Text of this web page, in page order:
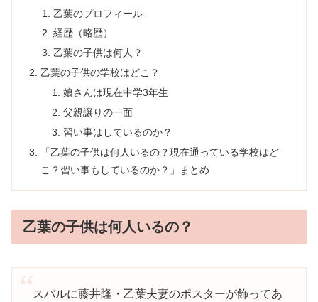
乙葉のプロフィール
経歴（略歴）
乙葉の子供は何人？
乙葉の子供の学校はどこ？
娘さんは現在中学3年生
父親譲りの一面
習い事はしているのか？
「乙葉の子供は何人いるの？現在通っている学校はど
こ？習い事もしているのか？」まとめ
乙葉の子供は何人いるの？
スバルに藤井隆・乙葉夫妻のポスターが飾ってあ